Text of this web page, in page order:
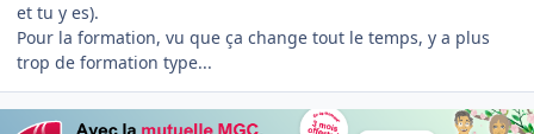
et tu y es).
Pour la formation, vu que ça change tout le temps, y a plus
trop de formation type...